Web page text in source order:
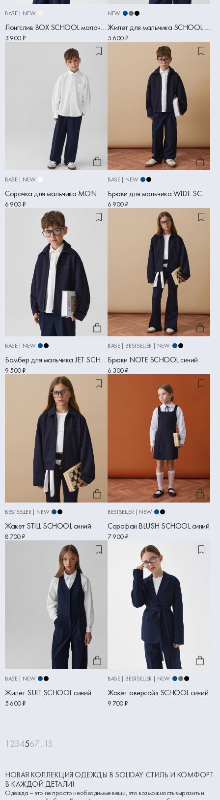
BASE | NEW
Лонгслив BOX SCHOOL молочный
3 900 ₽
NEW
Жилет для мальчика SCHOOL синий
5 600 ₽
BASE | NEW
Сорочка для мальчика MONO SCHOOL белый
6 900 ₽
BASE | NEW
Брюки для мальчика WIDE SCHOOL синий
6 900 ₽
BASE | NEW
Бомбер для мальчика JET SCHOOL синий
9 500 ₽
BASE | BESTSELLER | NEW
Брюки NOTE SCHOOL синий
6 300 ₽
BESTSELLER | NEW
Жакет STILL SCHOOL синий
8 700 ₽
BESTSELLER | NEW
Сарафан BLUSH SCHOOL синий
7 900 ₽
BASE | NEW
Жилет SUIT SCHOOL синий
5 600 ₽
BASE | BESTSELLER | NEW
Жакет оверсайз SCHOOL синий
9 700 ₽
1 234567...15
НОВАЯ КОЛЛЕКЦИЯ ОДЕЖДЫ В SOLIDAY: СТИЛЬ И КОМФОРТ
В КАЖДОЙ ДЕТАЛИ!
Одежда – это не просто необходимые вещи, это возможность выразить и